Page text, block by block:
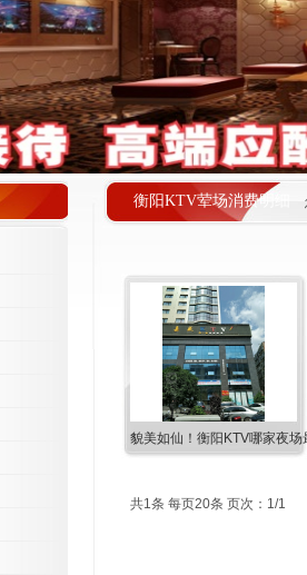
衡阳KTV荤场消费明细
貌美如仙！衡阳KTV哪家夜
共1条 每页20条 页次：1/1